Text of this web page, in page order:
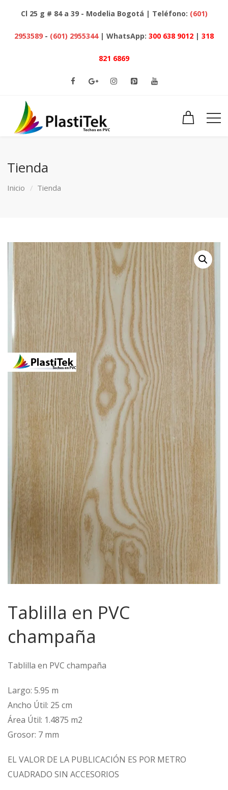
Cl 25 g # 84 a 39 - Modelia Bogotá | Teléfono: (601)
2953589 - (601) 2955344 | WhatsApp: 300 638 9012 | 318
821 6869
Tienda
Inicio Tienda
Tablilla en PVC
champaña
Tablilla en PVC champaña
Largo: 5.95 m
Ancho Útil: 25 cm
Área Útil: 1.4875 m2
Grosor: 7 mm
EL VALOR DE LA PUBLICACIÓN ES POR METRO
CUADRADO SIN ACCESORIOS